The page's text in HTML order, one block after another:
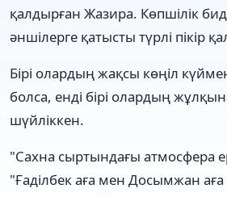
қалдырған Жазира. Көпшілік
әншілерге қатысты түрлі пікір
Бірі олардың жақсы көңіл
болса, енді бірі олардың
шүйліккен.
"Сахна сыртындағы атмосфера
"Ғаділбек аға мен Досымжан аға